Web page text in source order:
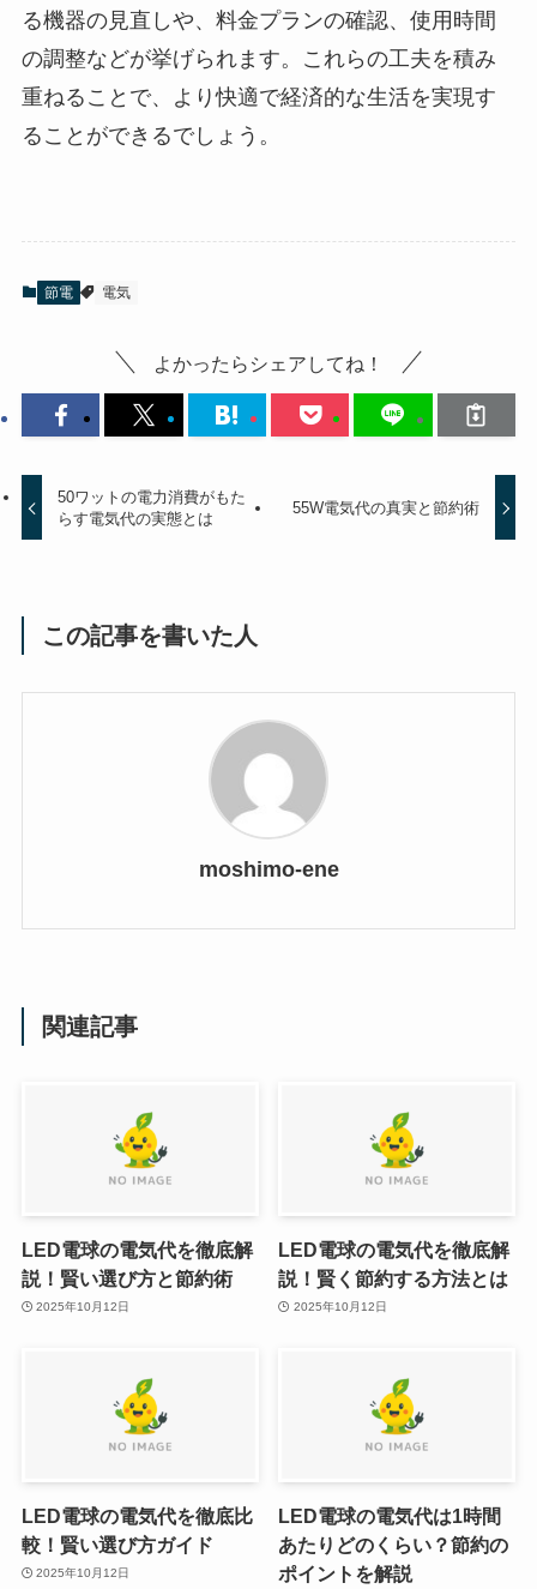
る機器の見直しや、料金プランの確認、使用時間
の調整などが挙げられます。これらの工夫を積み
重ねることで、より快適で経済的な生活を実現す
ることができるでしょう。
節電 電気
よかったらシェアしてね！
50ワットの電力消費がもた
らす電気代の実態とは
55W電気代の真実と節約術
この記事を書いた人
moshimo-ene
関連記事
LED電球の電気代を徹底解
説！賢い選び方と節約術
2025年10月12日
LED電球の電気代を徹底解
説！賢く節約する方法とは
2025年10月12日
LED電球の電気代を徹底比
較！賢い選び方ガイド
2025年10月12日
LED電球の電気代は1時間
あたりどのくらい？節約の
ポイントを解説